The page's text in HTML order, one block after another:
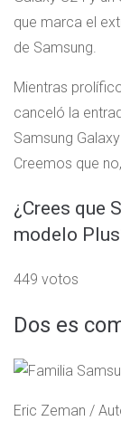
que marca el
de Samsung.
Mientras
canceló la
Samsung
Creemos que
¿Crees que
modelo
449 votos
Dos es
Eric Zeman /